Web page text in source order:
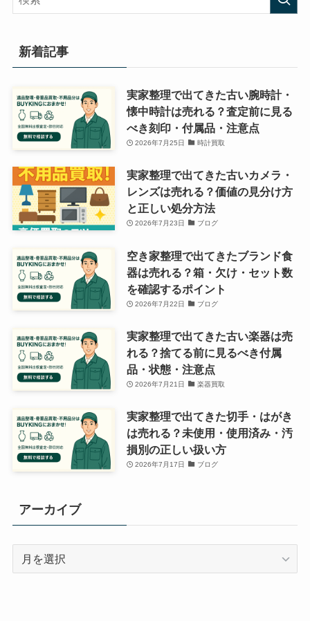
ー
新着記事
実家整理で出てきた古い腕時計・
懐中時計は売れる？査定前に見る
べき刻印・付属品・注意点
2026年7月25日 時計買取
実家整理で出てきた古いカメラ・
レンズは売れる？価値の見分け方
と正しい処分方法
2026年7月23日 ブログ
空き家整理で出てきたブランド食
器は売れる？箱・欠け・セット数
を確認するポイント
2026年7月22日 ブログ
実家整理で出てきた古い楽器は売
れる？捨てる前に見るべき付属
品・状態・注意点
2026年7月21日 楽器買取
実家整理で出てきた切手・はがき
は売れる？未使用・使用済み・汚
損別の正しい扱い方
2026年7月17日 ブログ
アーカイブ